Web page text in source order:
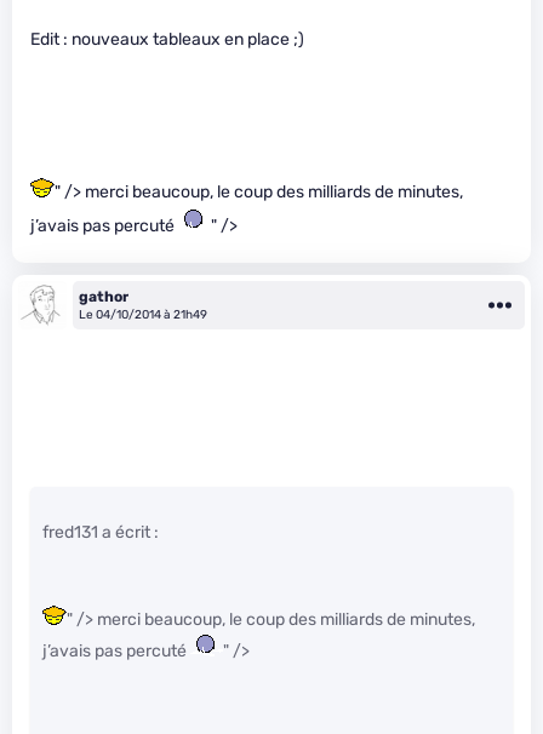
Edit : nouveaux tableaux en place ;)
" /> merci beaucoup, le coup des milliards de minutes,
j’avais pas percuté
" />
gathor
Le 04/10/2014 à 21h49
fred131 a écrit :
" /> merci beaucoup, le coup des milliards de minutes,
j’avais pas percuté
" />